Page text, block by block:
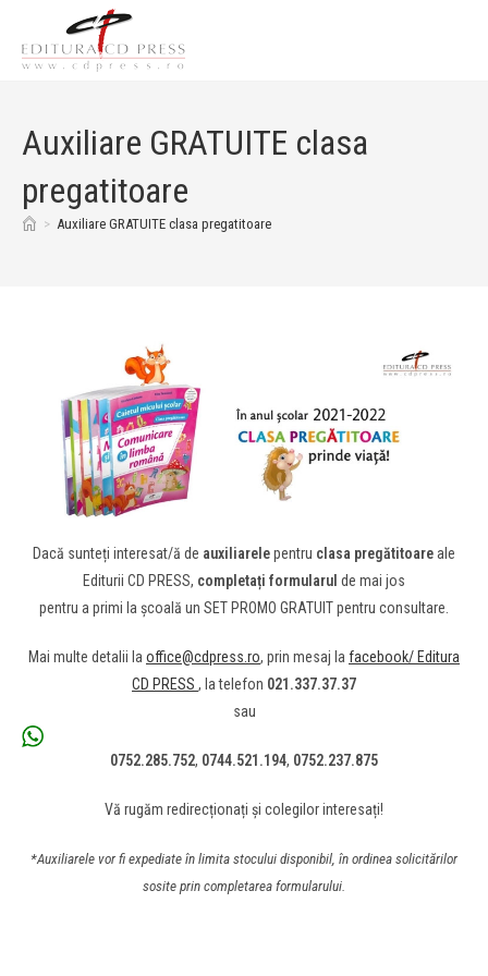
Auxiliare GRATUITE clasa
pregatitoare
> Auxiliare GRATUITE clasa pregatitoare
Dacă sunteți interesat/ă de auxiliarelepentru clasa pregătitoareale
Editurii CD PRESS, completați formularul de mai jos
pentru a primi la școală un SET PROMO GRATUIT pentru consultare.
Mai multe detalii la office@cdpress.ro, prin mesaj la facebook/ Editura
CD PRESS , la telefon 021.337.37.37
sau
0752.285.752, 0744.521.194, 0752.237.875
Vă rugăm redirecționați și colegilor interesați!
*Auxiliarele vor fi expediate în limita stocului disponibil, în ordinea solicitărilor
sosite prin completarea formularului.